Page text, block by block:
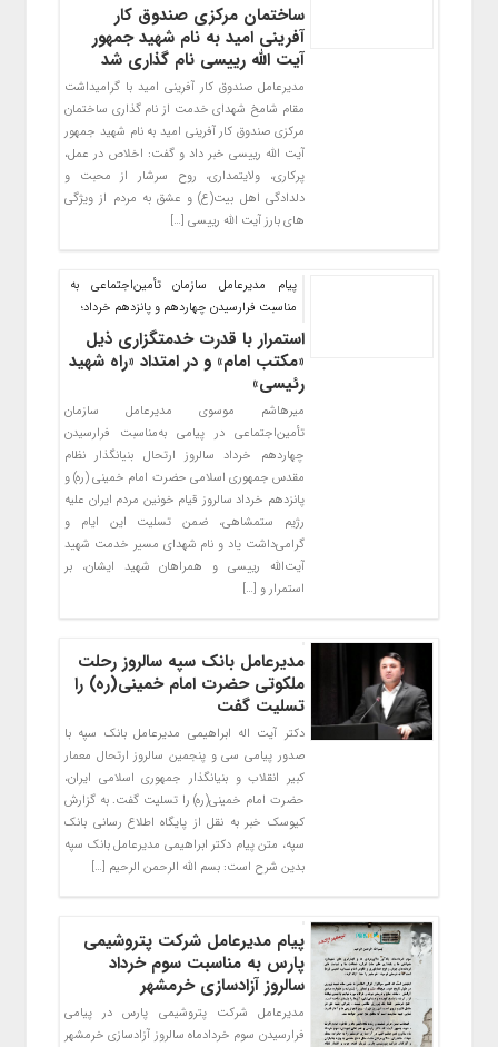
ساختمان مرکزی صندوق کار
آفرینی امید به نام شهید جمهور
آیت الله رییسی نام گذاری شد
مدیرعامل صندوق کار آفرینی امید با گرامیداشت
مقام شامخ شهدای خدمت از نام گذاری ساختمان
مرکزی صندوق کار آفرینی امید به نام شهید جمهور
آیت الله رییسی خبر داد و گفت: اخلاص در عمل،
پرکاری، ولایتمداری، روح سرشار از محبت و
دلدادگی اهل بیت(ع) و عشق به مردم از ویژگی
های بارز آیت الله رییسی […]
پیام مدیرعامل سازمان تأمین‌اجتماعی به
مناسبت فرارسیدن چهاردهم و پانزدهم خرداد؛
استمرار با قدرت خدمتگزاری ذیل
«مکتب امام» و در امتداد «راه شهید
رئیسی»
میرهاشم موسوی مدیرعامل سازمان
تأمین‌اجتماعی در پیامی به‌مناسبت فرارسیدن
چهاردهم خرداد سالروز ارتحال بنیانگذار نظام
مقدس جمهوری اسلامی حضرت امام خمینی (ره) و
پانزدهم خرداد سالروز قیام خونین مردم ایران علیه
رژیم ستمشاهی، ضمن تسلیت این ایام و
گرامی‌داشت یاد و نام شهدای مسیر خدمت شهید
آیت‌الله رییسی و همراهان شهید ایشان، بر
استمرار و […]
مدیرعامل بانک سپه سالروز رحلت
ملکوتی حضرت امام خمینی(ره) را
تسلیت گفت
دکتر آیت اله ابراهیمی مدیرعامل بانک سپه با
صدور پیامی سی و پنجمین سالروز ارتحال معمار
کبیر انقلاب و بنیانگذار جمهوری اسلامی ایران،
حضرت امام خمینی(ره) را تسلیت گفت. به گزارش
کیوسک خبر به نقل از پایگاه اطلاع رسانی بانک
سپه، متن پیام دکتر ابراهیمی مدیر‌عامل بانک سپه
بدین شرح است: بسم الله الرحمن الرحیم […]
پیام مدیرعامل شرکت پتروشیمی
پارس به مناسبت سوم خرداد
سالروز آزادسازی خرمشهر
مدیرعامل شرکت پتروشیمی پارس در پیامی
فرارسیدن سوم خردادماه سالروز آزادسازی خرمشهر